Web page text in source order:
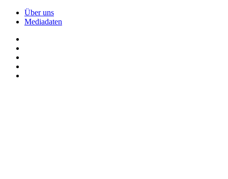
Über uns
Mediadaten